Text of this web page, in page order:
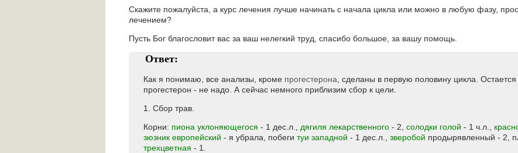
Скажите пожалуйста, а курс лечения лучше начинать с начала цикла или можно в любую фазу,
лечением?
Пусть Бог благословит вас за ваш нелегкий труд, спасибо большое, за вашу помощь.
Ответ:
Как я понимаю, все анализы, кроме прогестерона , сделаны в первую половину цикла.
прогестерон - не надо. А сейчас немного приблизим сбор к цели.
1. Сбор трав.
Корни: пиона уклоняющегося - 1 дес.л., дягиля лекарственного - 2, солодки голой - 1 ч.л.,
зюзник европейский - я убрала, побеги туи западной - 1 дес.л., зверобой продырявленный - 2,
трехцветная - 1.